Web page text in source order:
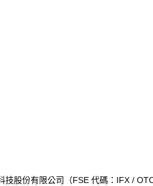
技股份有限公司（FSE 代碼：IFX /